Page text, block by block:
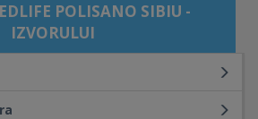
POLISANO SIBIU -
IZVORULUI